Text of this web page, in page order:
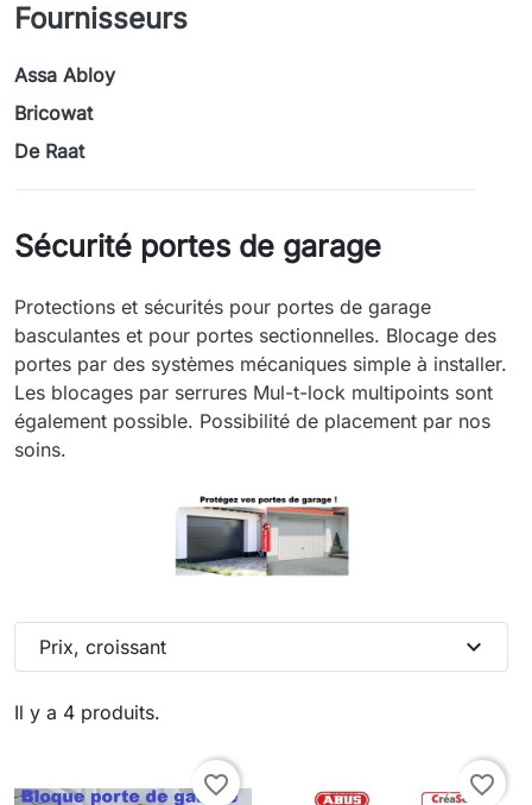
Fournisseurs
Assa Abloy
Bricowat
De Raat
Sécurité portes de garage
Protections et sécurités pour portes de garage
basculantes et pour portes sectionnelles. Blocage des
portes par des systèmes mécaniques simple à installer.
Les blocages par serrures Mul-t-lock multipoints sont
également possible. Possibilité de placement par nos
soins.
Il y a 4 produits.
Prix, croissant expand_more
favorite_border favorite_border